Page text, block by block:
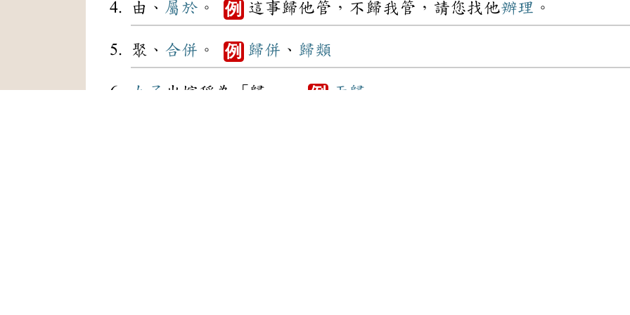
由、 屬於 。 例 這事歸他管，不歸我管，請您找他辦理 。
聚、 合併 。 例 歸併 、 歸類
女子 出嫁稱為「歸」。 例 于歸